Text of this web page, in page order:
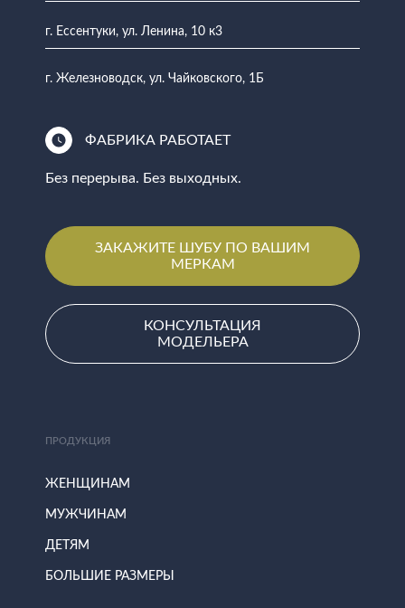
г. Ессентуки, ул. Ленина, 10 к3
г. Железноводск, ул. Чайковского, 1Б
ФАБРИКА РАБОТАЕТ
Без перерыва. Без выходных.
ЗАКАЖИТЕ ШУБУ ПО ВАШИМ
МЕРКАМ
КОНСУЛЬТАЦИЯ
МОДЕЛЬЕРА
ПРОДУКЦИЯ
ЖЕНЩИНАМ
МУЖЧИНАМ
ДЕТЯМ
БОЛЬШИЕ РАЗМЕРЫ